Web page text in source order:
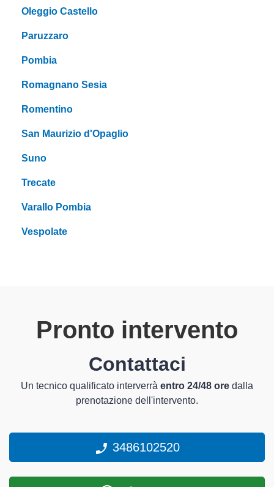
Oleggio Castello
Paruzzaro
Pombia
Romagnano Sesia
Romentino
San Maurizio d'Opaglio
Suno
Trecate
Varallo Pombia
Vespolate
Pronto intervento
Contattaci
Un tecnico qualificato interverrà entro 24/48 ore dalla
prenotazione dell'intervento.
3486102520